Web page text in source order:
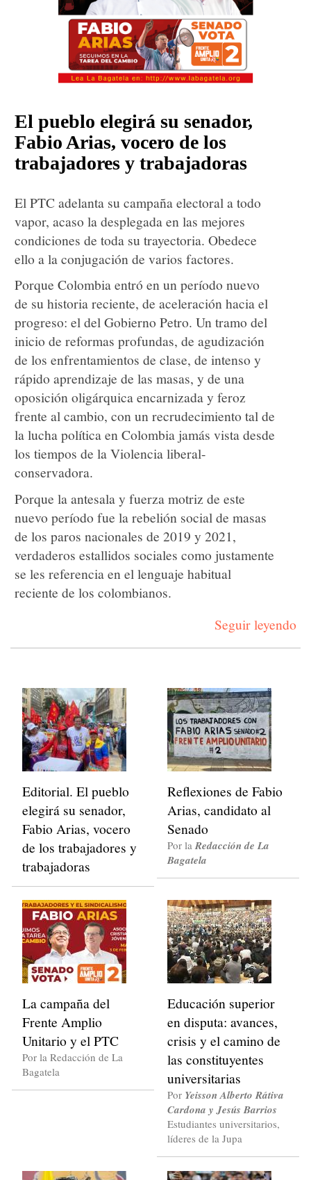
El pueblo elegirá su senador,
Fabio Arias, vocero de los
trabajadores y trabajadoras
El PTC adelanta su campaña electoral a todo
vapor, acaso la desplegada en las mejores
condiciones de toda su trayectoria. Obedece
ello a la conjugación de varios factores.
Porque Colombia entró en un período nuevo
de su historia reciente, de aceleración hacia el
progreso: el del Gobierno Petro. Un tramo del
inicio de reformas profundas, de agudización
de los enfrentamientos de clase, de intenso y
rápido aprendizaje de las masas, y de una
oposición oligárquica encarnizada y feroz
frente al cambio, con un recrudecimiento tal de
la lucha política en Colombia jamás vista desde
los tiempos de la Violencia liberal-
conservadora.
Porque la antesala y fuerza motriz de este
nuevo período fue la rebelión social de masas
de los paros nacionales de 2019 y 2021,
verdaderos estallidos sociales como justamente
se les referencia en el lenguaje habitual
reciente de los colombianos.
Seguir leyendo
Editorial. El pueblo
elegirá su senador,
Fabio Arias, vocero
de los trabajadores y
trabajadoras
Reflexiones de Fabio
Arias, candidato al
Senado
Por laRedacción de La
Bagatela
La campaña del
Frente Amplio
Unitario y el PTC
Por la Redacción de La
Bagatela
Educación superior
en disputa: avances,
crisis y el camino de
las constituyentes
universitarias
Por Yeisson Alberto Rátiva
Cardona y Jesús Barrios
Estudiantes universitarios,
líderes de la Jupa